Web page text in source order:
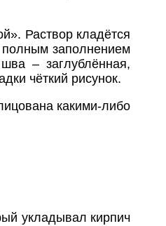
Раствор кладётся
полным заполнением
– заглублённая,
чёткий рисунок.
какими-либо
укладывал кирпич